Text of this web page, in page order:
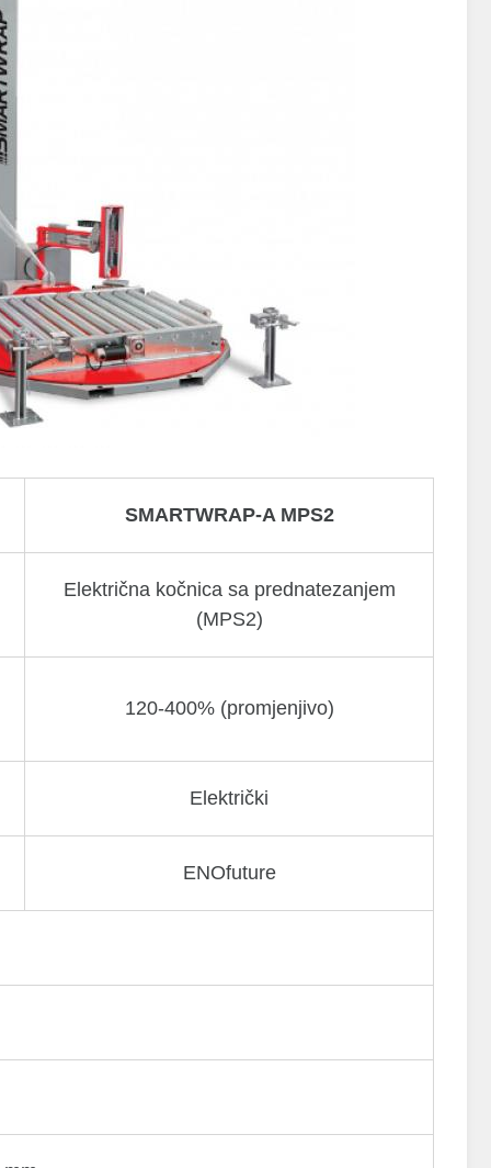
SMARTWRAP-A MPS2
Električna kočnica sa prednatezanjem
(MPS2)
120-400% (promjenjivo)
Električki
ENOfuture